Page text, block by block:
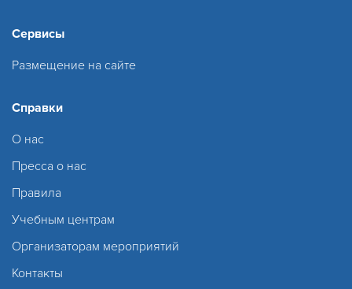
Сервисы
Размещение на сайте
Справки
О нас
Пресса о нас
Правила
Учебным центрам
Организаторам мероприятий
Контакты